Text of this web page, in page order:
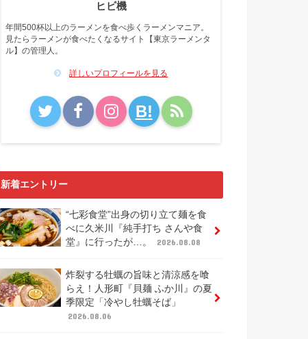
ヒビ機
年間500杯以上のラーメンを食べ歩くラーメンマニア。
見たらラーメンが食べたくなるサイト【東京ラーメンタ
ル】の管理人。
詳しいプロフィールを見る
B!
新着エントリー
“七彩食堂”出身の切り立て麺を食
べに久米川『純手打ち さんや食
堂』に行ったが…。
2026.08.08
炸裂する牡蠣の旨味と清涼感を喰
らえ！人形町『貝麺 ふか川』の夏
季限定「冷やし牡蠣そば」
2026.08.06